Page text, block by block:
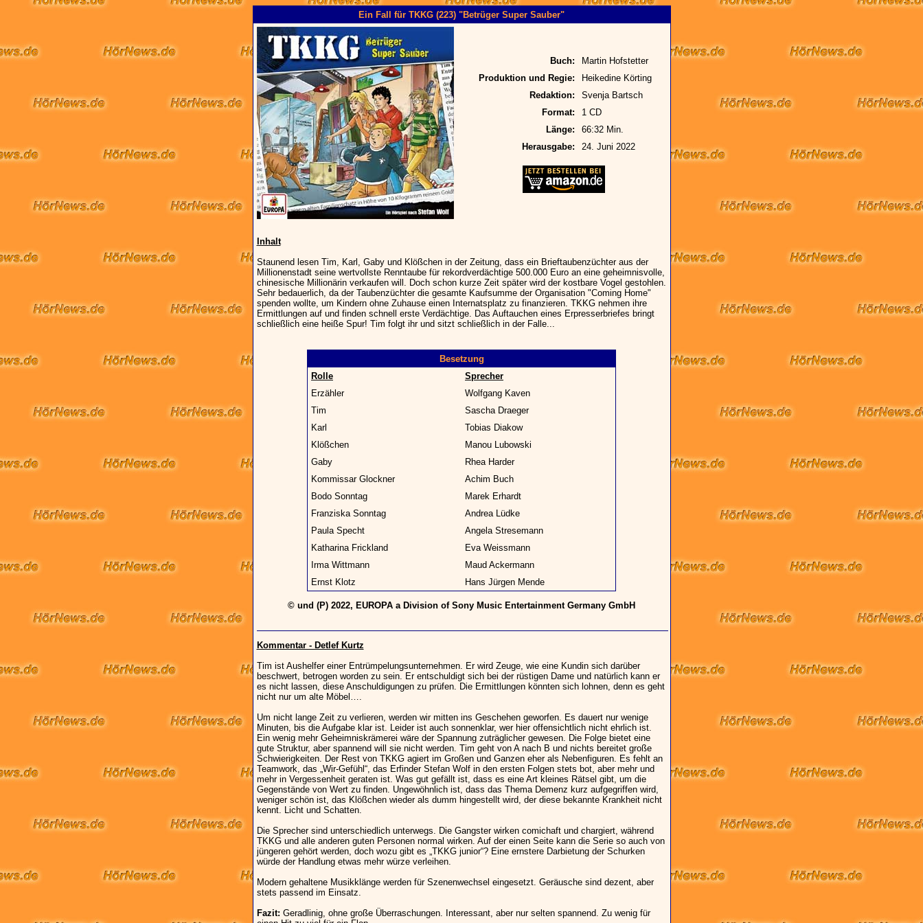
Ein Fall für TKKG (223) "Betrüger Super Sauber"
Buch:
Martin Hofstetter
Produktion und Regie:
Heikedine Körting
Redaktion:
Svenja Bartsch
Format:
1 CD
Länge:
66:32 Min.
Herausgabe:
24. Juni 2022
Inhalt
Staunend lesen Tim, Karl, Gaby und Klößchen in der Zeitung, dass ein Brieftaubenzüchter aus der
Millionenstadt seine wertvollste Renntaube für rekordverdächtige 500.000 Euro an eine geheimnisvolle,
chinesische Millionärin verkaufen will. Doch schon kurze Zeit später wird der kostbare Vogel gestohlen.
Sehr bedauerlich, da der Taubenzüchter die gesamte Kaufsumme der Organisation "Coming Home"
spenden wollte, um Kindern ohne Zuhause einen Internatsplatz zu finanzieren. TKKG nehmen ihre
Ermittlungen auf und finden schnell erste Verdächtige. Das Auftauchen eines Erpresserbriefes bringt
schließlich eine heiße Spur! Tim folgt ihr und sitzt schließlich in der Falle...
Besetzung
Rolle
Sprecher
Erzähler
Wolfgang Kaven
Tim
Sascha Draeger
Karl
Tobias Diakow
Klößchen
Manou Lubowski
Gaby
Rhea Harder
Kommissar Glockner
Achim Buch
Bodo Sonntag
Marek Erhardt
Franziska Sonntag
Andrea Lüdke
Paula Specht
Angela Stresemann
Katharina Frickland
Eva Weissmann
Irma Wittmann
Maud Ackermann
Ernst Klotz
Hans Jürgen Mende
© und (P) 2022, EUROPA a Division of Sony Music Entertainment Germany GmbH
Kommentar - Detlef Kurtz
Tim ist Aushelfer einer Entrümpelungsunternehmen. Er wird Zeuge, wie eine Kundin sich darüber
beschwert, betrogen worden zu sein. Er entschuldigt sich bei der rüstigen Dame und natürlich kann er
es nicht lassen, diese Anschuldigungen zu prüfen. Die Ermittlungen könnten sich lohnen, denn es geht
nicht nur um alte Möbel….
Um nicht lange Zeit zu verlieren, werden wir mitten ins Geschehen geworfen. Es dauert nur wenige
Minuten, bis die Aufgabe klar ist. Leider ist auch sonnenklar, wer hier offensichtlich nicht ehrlich ist.
Ein wenig mehr Geheimniskrämerei wäre der Spannung zuträglicher gewesen. Die Folge bietet eine
gute Struktur, aber spannend will sie nicht werden. Tim geht von A nach B und nichts bereitet große
Schwierigkeiten. Der Rest von TKKG agiert im Großen und Ganzen eher als Nebenfiguren. Es fehlt an
Teamwork, das „Wir-Gefühl“, das Erfinder Stefan Wolf in den ersten Folgen stets bot, aber mehr und
mehr in Vergessenheit geraten ist. Was gut gefällt ist, dass es eine Art kleines Rätsel gibt, um die
Gegenstände von Wert zu finden. Ungewöhnlich ist, dass das Thema Demenz kurz aufgegriffen wird,
weniger schön ist, das Klößchen wieder als dumm hingestellt wird, der diese bekannte Krankheit nicht
kennt. Licht und Schatten.
Die Sprecher sind unterschiedlich unterwegs. Die Gangster wirken comichaft und chargiert, während
TKKG und alle anderen guten Personen normal wirken. Auf der einen Seite kann die Serie so auch von
jüngeren gehört werden, doch wozu gibt es „TKKG junior“? Eine ernstere Darbietung der Schurken
würde der Handlung etwas mehr würze verleihen.
Modern gehaltene Musikklänge werden für Szenenwechsel eingesetzt. Geräusche sind dezent, aber
stets passend im Einsatz.
Fazit: Geradlinig, ohne große Überraschungen. Interessant, aber nur selten spannend. Zu wenig für